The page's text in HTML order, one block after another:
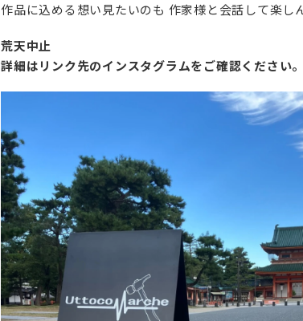
作品に込める想い見たいのも 作家様と会話して楽し
荒天中止
詳細はリンク先のインスタグラムをご確認ください。